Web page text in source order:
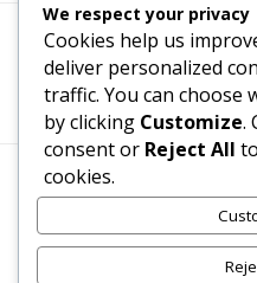
Termeni, Condiții &
www.recenzii-carti.ro
We respect your privacy
Cookies help us
deliver personalized
traffic. You can choose
by clicking Customize.
consent or Reject All
cookies.